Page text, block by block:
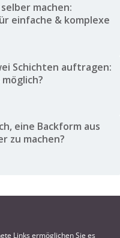
machen:
einfache & komplexe
Schichten auftragen:
eine Backform aus
zu machen?
Links ermöglichen Sie es